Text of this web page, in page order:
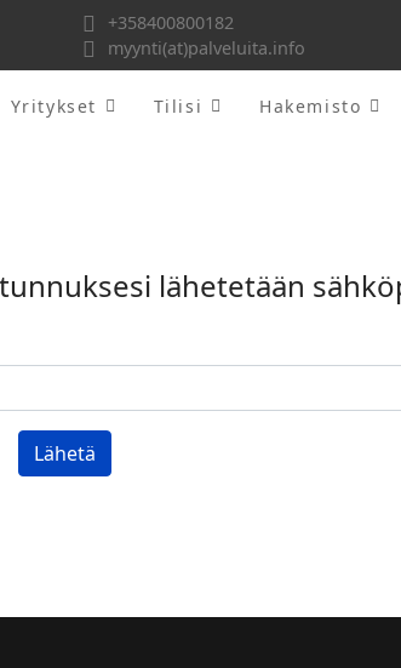
+358400800182
myynti(at)palveluita.info
Yritykset Tilisi Hakemisto
lähetetään
Lähetä